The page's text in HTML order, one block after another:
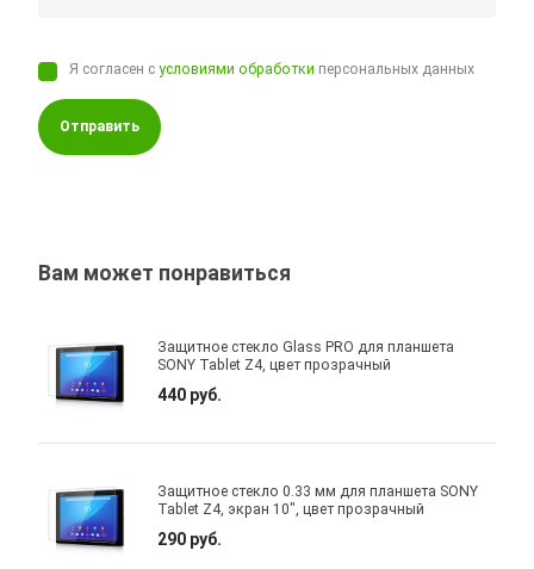
Я согласен сусловиями обработки персональных данных
Отправить
Вам может понравиться
Защитное стекло Glass PRO для планшета
SONY Tablet Z4, цвет прозрачный
440 руб.
Защитное стекло 0.33 мм для планшета SONY
Tablet Z4, экран 10", цвет прозрачный
290 руб.